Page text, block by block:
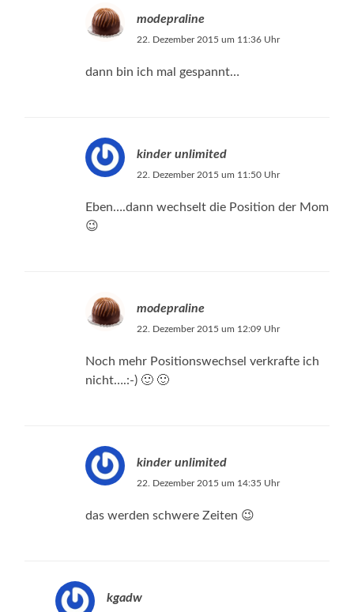
modepraline
22. Dezember 2015 um 11:36 Uhr
dann bin ich mal gespannt…
kinder unlimited
22. Dezember 2015 um 11:50 Uhr
Eben….dann wechselt die Position der Mom
😉
modepraline
22. Dezember 2015 um 12:09 Uhr
Noch mehr Positionswechsel verkrafte ich
nicht….:-) 🙂 🙂
kinder unlimited
22. Dezember 2015 um 14:35 Uhr
das werden schwere Zeiten 😉
kgadw